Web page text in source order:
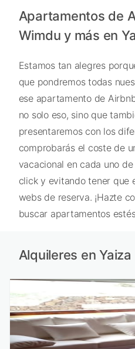
Apartamentos de
Wimdu y más en
Estamos tan alegres
que pondremos todas
ese apartamento de
no solo eso, sino que
presentaremos con los
comprobarás el coste de
vacacional en cada uno
click y evitando tener que
webs de reserva. ¡Hazte
buscar apartamentos
Alquileres en Yaiza